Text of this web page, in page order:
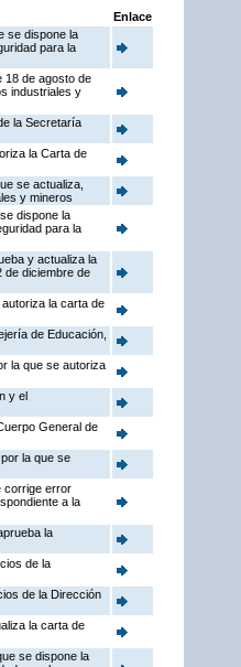
Enlace
se dispone la
para la
18 de agosto de
industriales y
la Secretaría
la Carta de
se actualiza,
y mineros
dispone la
para la
y actualiza la
de diciembre de
la carta de
de Educación,
la que se autoriza
y el
General de
la que se
corrige error
a la
la
de la
de la Dirección
la carta de
se dispone la